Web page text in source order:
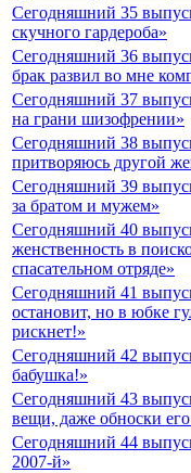
Сегодняшний 35
скучного гардероба»
Сегодняшний 36
брак развил во мне
Сегодняшний 37
на грани шизофрении»
Сегодняшний 38
притворяюсь другой
Сегодняшний 39
за братом и мужем»
Сегодняшний 40
женственность в
спасательном отряде»
Сегодняшний 41
остановит, но в юбке
рискнет!»
Сегодняшний 42
бабушка!»
Сегодняшний 43
вещи, даже обноски
Сегодняшний 44
2007-й»